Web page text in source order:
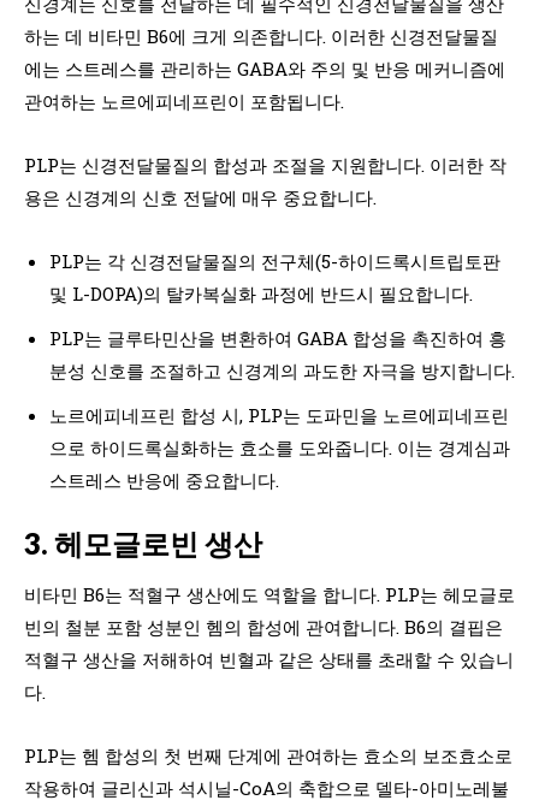
하는 데 비타민 B6에 크게 의존합니다. 이러한 신경전달물질
에는 스트레스를 관리하는 GABA와 주의 및 반응 메커니즘에
관여하는 노르에피네프린이 포함됩니다.
PLP는 신경전달물질의 합성과 조절을 지원합니다. 이러한 작
용은 신경계의 신호 전달에 매우 중요합니다.
PLP는 각 신경전달물질의 전구체(5-하이드록시트립토판
및 L-DOPA)의 탈카복실화 과정에 반드시 필요합니다.
PLP는 글루타민산을 변환하여 GABA 합성을 촉진하여 흥
분성 신호를 조절하고 신경계의 과도한 자극을 방지합니다.
노르에피네프린 합성 시, PLP는 도파민을 노르에피네프린
으로 하이드록실화하는 효소를 도와줍니다. 이는 경계심과
스트레스 반응에 중요합니다.
3. 헤모글로빈 생산
비타민 B6는 적혈구 생산에도 역할을 합니다. PLP는 헤모글로
빈의 철분 포함 성분인 헴의 합성에 관여합니다. B6의 결핍은
적혈구 생산을 저해하여 빈혈과 같은 상태를 초래할 수 있습니
다.
PLP는 헴 합성의 첫 번째 단계에 관여하는 효소의 보조효소로
작용하여 글리신과 석시닐-CoA의 축합으로 델타-아미노레불